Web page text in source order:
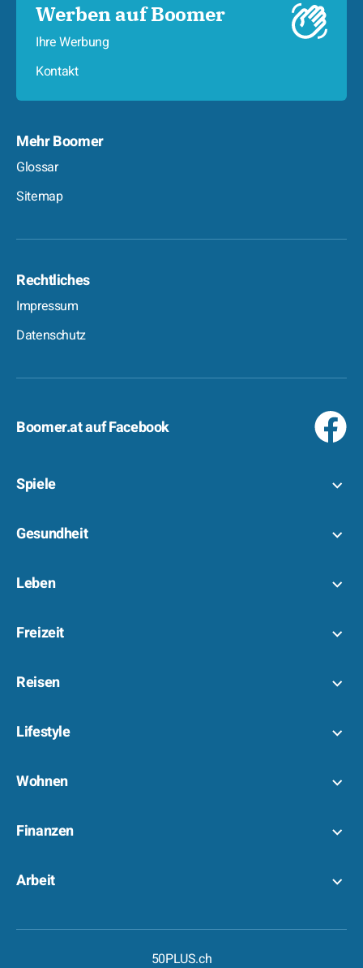
Werben auf Boomer
Ihre Werbung
Kontakt
Mehr Boomer
Glossar
Sitemap
Rechtliches
Impressum
Datenschutz
Boomer.at auf Facebook
Spiele
Gesundheit
Leben
Freizeit
Reisen
Lifestyle
Wohnen
Finanzen
Arbeit
50PLUS.ch